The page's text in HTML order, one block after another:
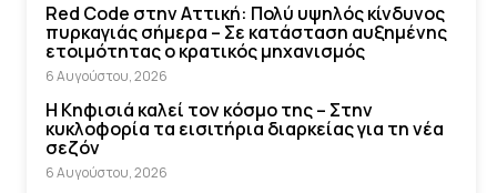
Red Code στην Αττική: Πολύ υψηλός κίνδυνος
πυρκαγιάς σήμερα – Σε κατάσταση αυξημένης
ετοιμότητας ο κρατικός μηχανισμός
6 Αυγούστου, 2026
Η Κηφισιά καλεί τον κόσμο της – Στην
κυκλοφορία τα εισιτήρια διαρκείας για τη νέα
σεζόν
6 Αυγούστου, 2026